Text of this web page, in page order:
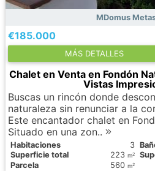
MDomus
€185.000
МÁS DETALLES
Chalet en Venta en Fondón
Vistas
Buscas un rincón donde
naturaleza sin renunciar a la
Este encantador chalet en
Situado en una zon..
Habitaciones 3
Superficie total
223 m2
Parcela 560 m2